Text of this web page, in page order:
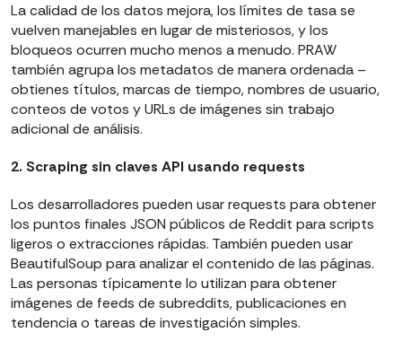
La calidad de los datos mejora, los límites de tasa se
vuelven manejables en lugar de misteriosos, y los
bloqueos ocurren mucho menos a menudo. PRAW
también agrupa los metadatos de manera ordenada –
obtienes títulos, marcas de tiempo, nombres de usuario,
conteos de votos y URLs de imágenes sin trabajo
adicional de análisis.
2. Scraping sin claves API usando requests
Los desarrolladores pueden usar requests para obtener
los puntos finales JSON públicos de Reddit para scripts
ligeros o extracciones rápidas. También pueden usar
BeautifulSoup para analizar el contenido de las páginas.
Las personas típicamente lo utilizan para obtener
imágenes de feeds de subreddits, publicaciones en
tendencia o tareas de investigación simples.